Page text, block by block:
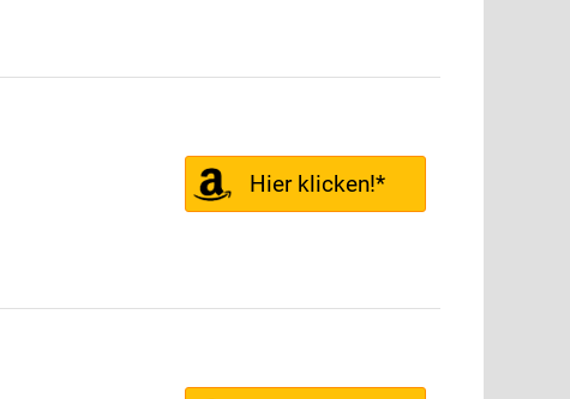
Hier klicken!*